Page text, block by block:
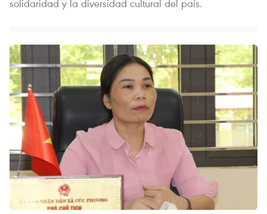
solidaridad y la diversidad cultural del país.